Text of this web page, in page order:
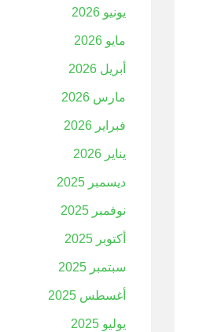
يونيو 2026
مايو 2026
أبريل 2026
مارس 2026
فبراير 2026
يناير 2026
ديسمبر 2025
نوفمبر 2025
أكتوبر 2025
سبتمبر 2025
أغسطس 2025
يوليو 2025